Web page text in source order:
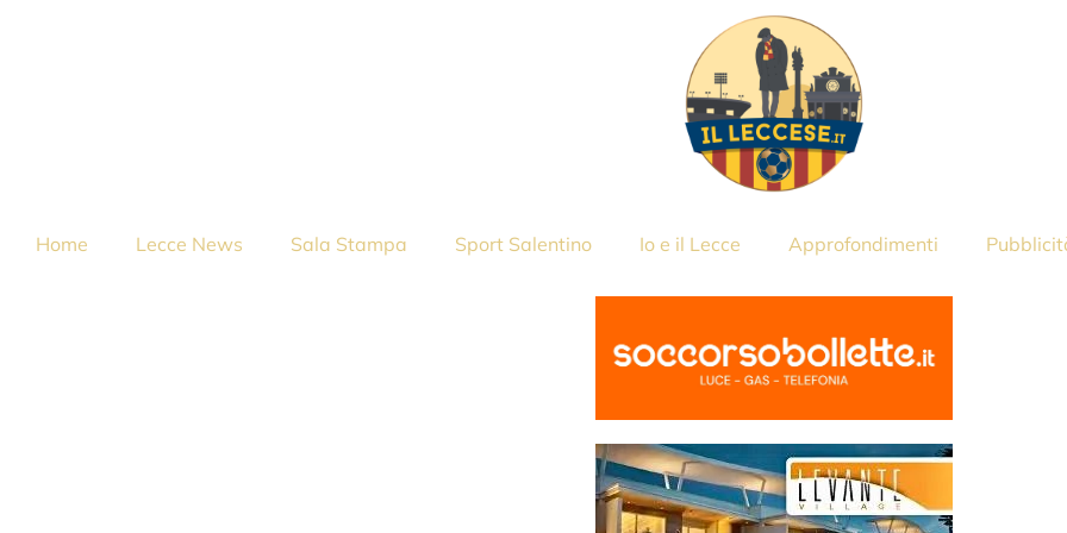
Home Lecce News Sala Stampa Sport Salentino Io e il Lecce Approfondimenti